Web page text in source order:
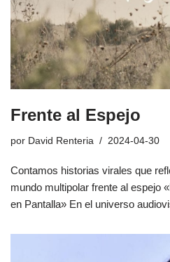
Frente al Espejo
por David Renteria 2024-04-30
Contamos historias virales que
mundo multipolar frente al espejo
en Pantalla» En el universo